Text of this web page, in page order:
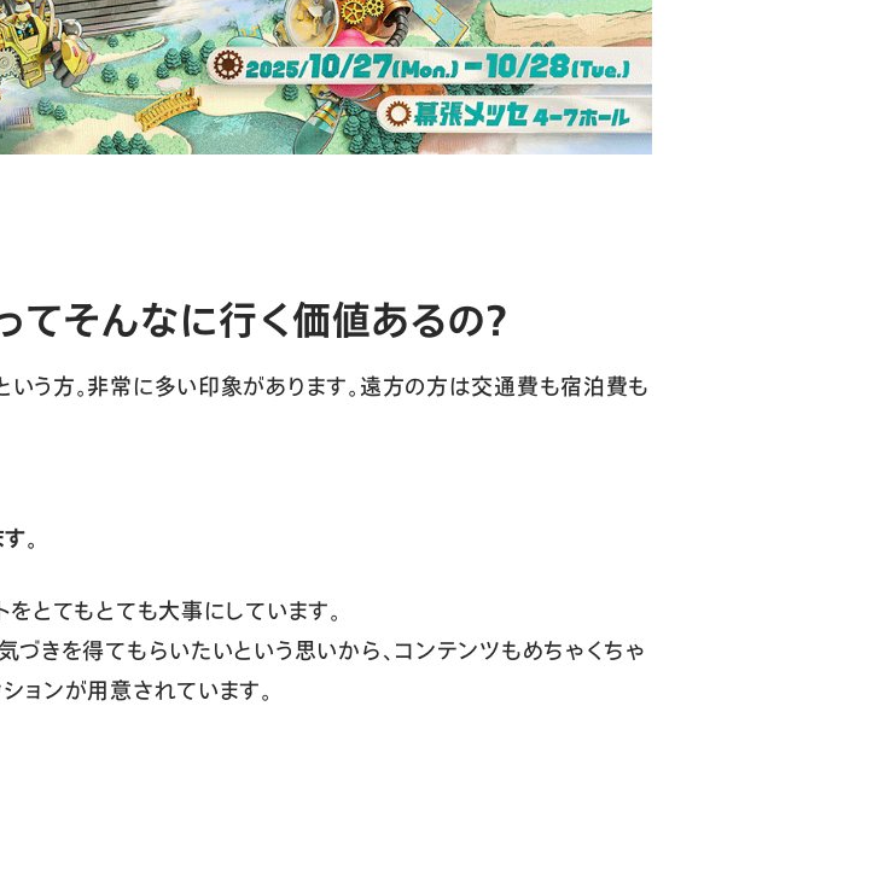
てそんなに行く価値あるの？
う方。非常に多い印象があります。遠方の方は交通費も宿泊費も
。
とてもとても大事にしています。
づきを得てもらいたいという思いから、コンテンツもめちゃくちゃ
ョンが用意されています。